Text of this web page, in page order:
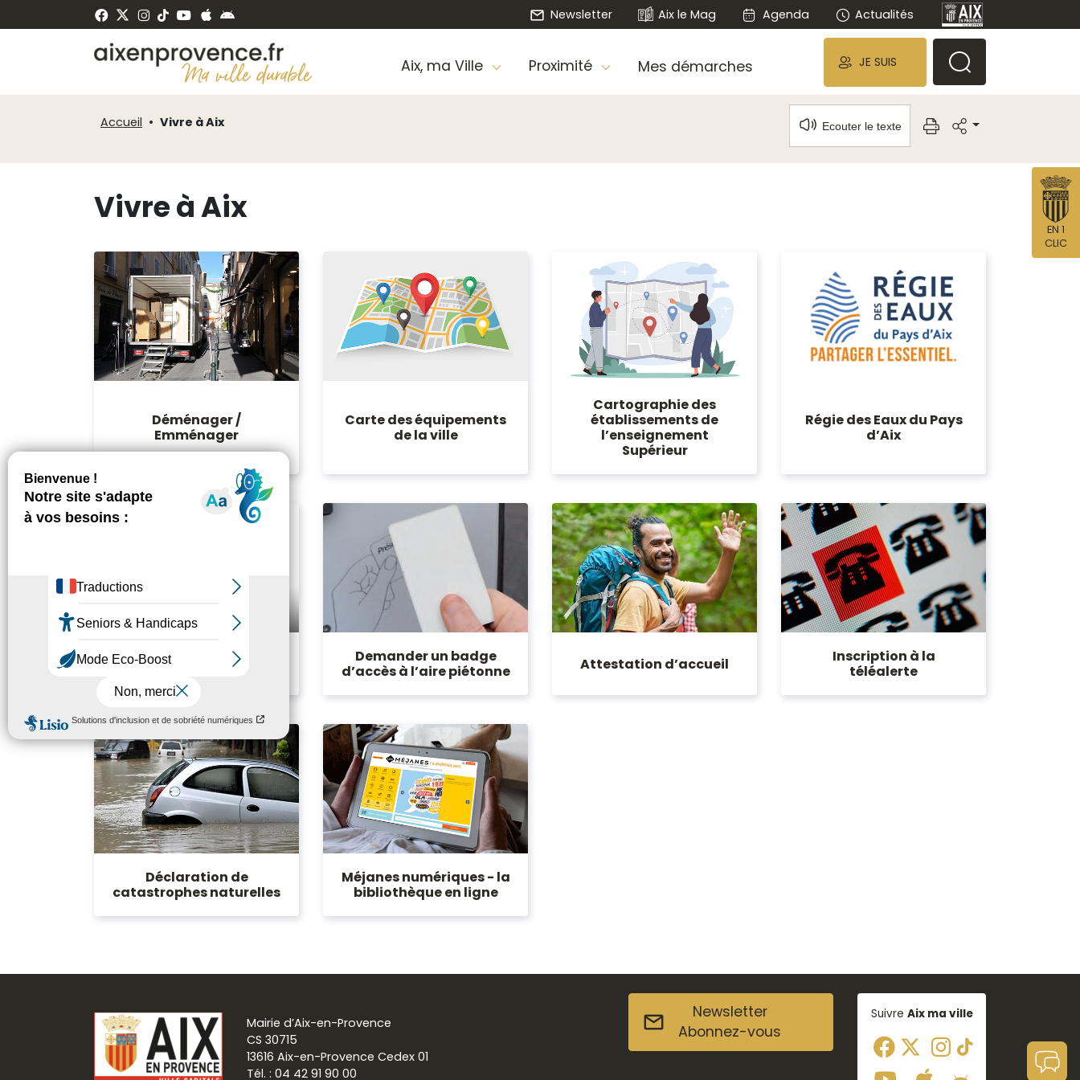
Newsletter Aix le Mag Agenda Actualités
Aix, ma Ville Proximité Mes démarches JE SUIS
Accueil Vivre à Aix Ecouter le texte
Vivre à Aix
Déménager /
Emménager
Carte des équipements
de la ville
Cartographie des
établissements de
l’enseignement
Supérieur
Régie des Eaux du Pays
d’Aix
S’inscrire sur les listes
électorales
Demander un badge
d’accès à l’aire piétonne
Attestation d’accueil
Inscription à la
téléalerte
Déclaration de
catastrophes naturelles
Méjanes numériques - la
bibliothèque en ligne
Mairie d’Aix-en-Provence
CS 30715
13616 Aix-en-Provence Cedex 01
Tél. : 04 42 91 90 00
Newsletter
Abonnez-vous
Suivre Aix ma ville
EN 1
CLIC
de
Panneau de gestion des cookies